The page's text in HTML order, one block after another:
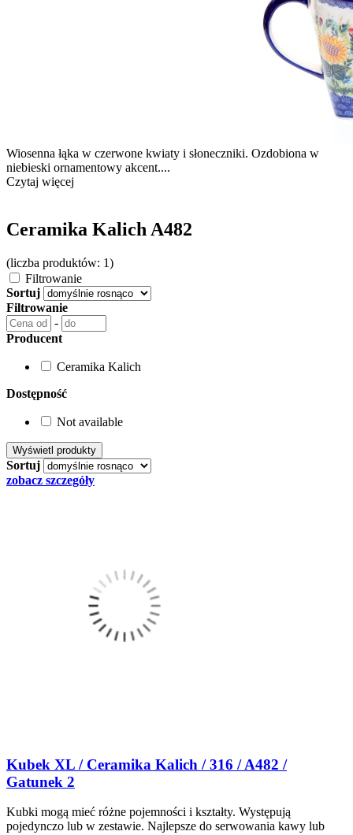
Wiosenna łąka w czerwone kwiaty i słoneczniki. Ozdobiona w
niebieski ornamentowy akcent....
Czytaj więcej
Ceramika Kalich A482
(liczba produktów: 1)
Filtrowanie
Sortuj
Filtrowanie
-
Producent
Ceramika Kalich
Dostępność
Not available
Sortuj
zobacz szczegóły
Kubek XL / Ceramika Kalich / 316 / A482 /
Gatunek 2
Kubki mogą mieć różne pojemności i kształty. Występują
pojedynczo lub w zestawie. Najlepsze do serwowania kawy lub